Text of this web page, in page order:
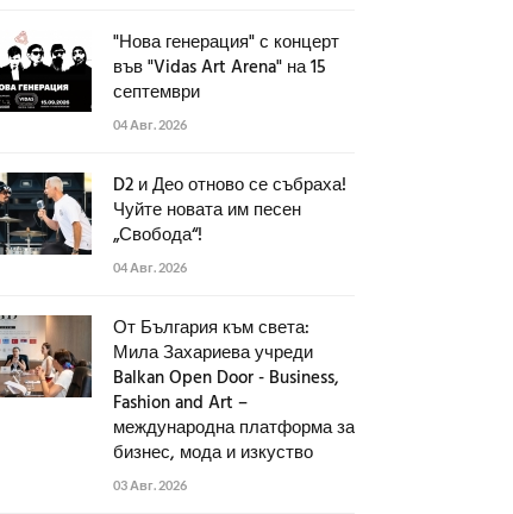
"Нова генерация" с концерт
във "Vidas Art Arena" на 15
септември
04 Авг. 2026
D2 и Део отново се събраха!
Чуйте новата им песен
„Свобода“!
04 Авг. 2026
От България към света:
Мила Захариева учреди
Balkan Open Door - Business,
Fashion and Art –
международна платформа за
бизнес, мода и изкуство
03 Авг. 2026